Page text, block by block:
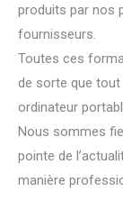
produits par nos
fournisseurs.
Toutes ces
de sorte que tout
ordinateur
Nous sommes
pointe de
manière